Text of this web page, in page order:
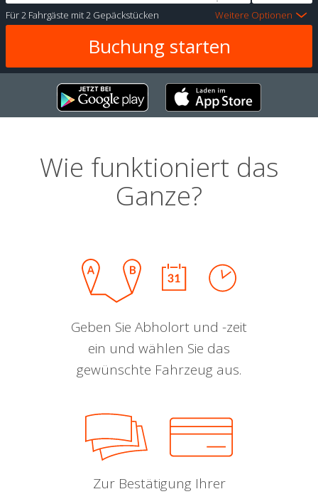
Für2 Fahrgäste mit2 Gepäckstücken Weitere Optionen
Wie funktioniert das
Ganze?
Geben Sie Abholort und -zeit
ein und wählen Sie das
gewünschte Fahrzeug aus.
Zur Bestätigung Ihrer